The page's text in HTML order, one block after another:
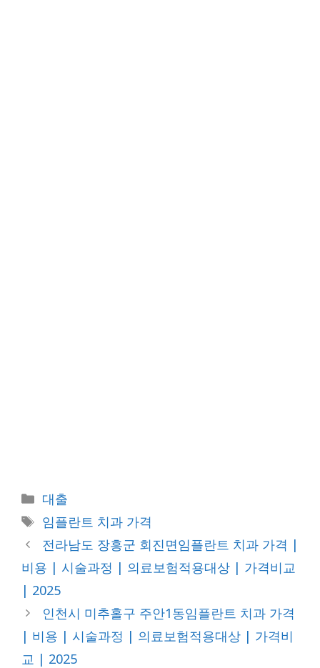
카
테
고
리
대출
태
그
임플란트 치과 가격
전라남도 장흥군 회진면임플란트 치과 가격 |
비용 | 시술과정 | 의료보험적용대상 | 가격비교
| 2025
인천시 미추홀구 주안1동임플란트 치과 가격
| 비용 | 시술과정 | 의료보험적용대상 | 가격비
교 | 2025